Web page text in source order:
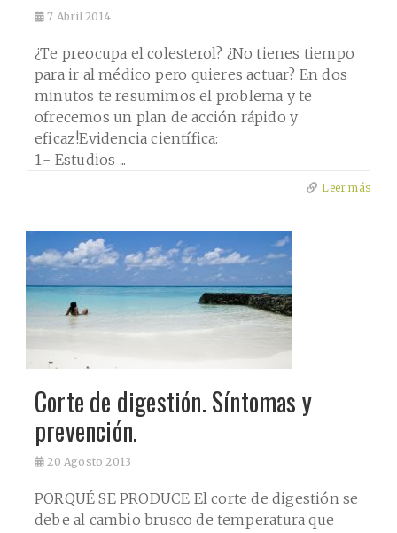
7 Abril 2014
¿Te preocupa el colesterol? ¿No tienes tiempo
para ir al médico pero quieres actuar? En dos
minutos te resumimos el problema y te
ofrecemos un plan de acción rápido y
eficaz!Evidencia científica:
1.- Estudios ...
Leer más
Corte de digestión. Síntomas y
prevención.
20 Agosto 2013
PORQUÉ SE PRODUCE El corte de digestión se
debe al cambio brusco de temperatura que